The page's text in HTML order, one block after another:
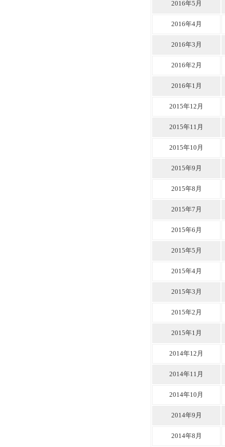
2016年5月
2016年4月
2016年3月
2016年2月
2016年1月
2015年12月
2015年11月
2015年10月
2015年9月
2015年8月
2015年7月
2015年6月
2015年5月
2015年4月
2015年3月
2015年2月
2015年1月
2014年12月
2014年11月
2014年10月
2014年9月
2014年8月